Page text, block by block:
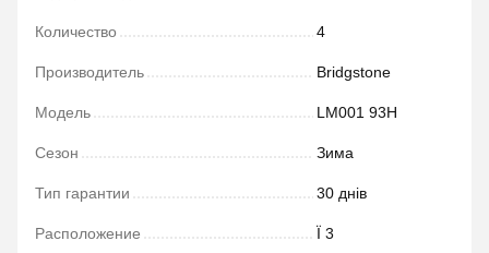
Количество 4
Производитель Bridgstone
Модель LM001 93H
Сезон Зима
Тип гарантии 30 днів
Расположение Ї 3